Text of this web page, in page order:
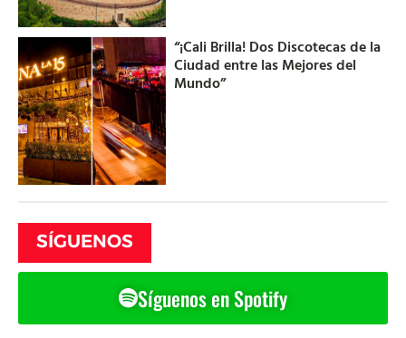
“¡Cali Brilla! Dos Discotecas de la
Ciudad entre las Mejores del
Mundo”
SÍGUENOS
Síguenos en Spotify